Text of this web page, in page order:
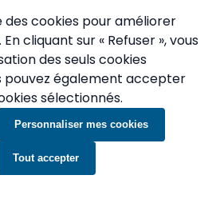
:
Inscription
vous acceptez notre Politique de
confidentialité
© PharmaMed.
des cookies pour améliorer
cliquant sur « Refuser », vous
des seuls cookies
pouvez également accepter
sélectionnés.
Personnaliser mes cookies
Tout accepter